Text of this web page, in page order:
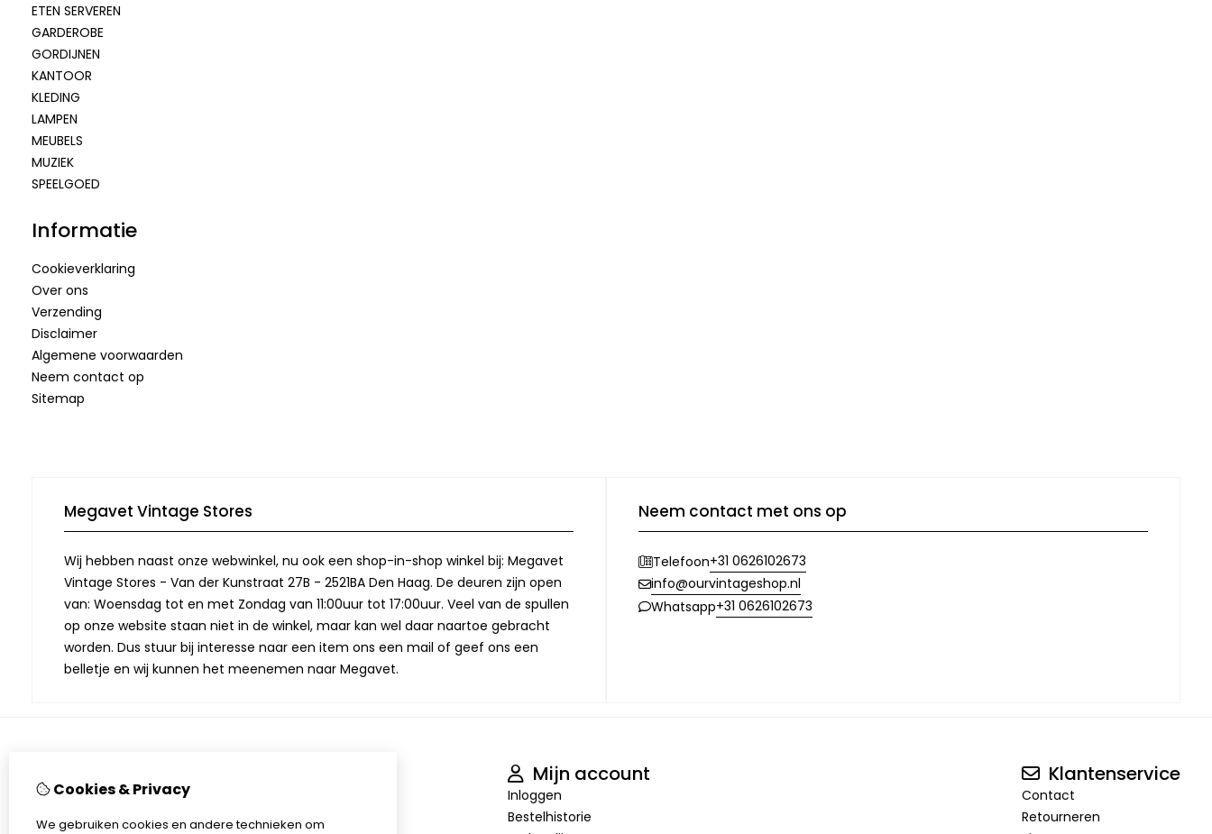
ETEN SERVEREN
GARDEROBE
GORDIJNEN
KANTOOR
KLEDING
LAMPEN
MEUBELS
MUZIEK
SPEELGOED
Informatie
Cookieverklaring
Over ons
Verzending
Disclaimer
Algemene voorwaarden
Neem contact op
Sitemap
Megavet Vintage Stores
Wij hebben naast onze webwinkel, nu ook een shop-in-shop winkel bij: Megavet
Vintage Stores - Van der Kunstraat 27B - 2521BA Den Haag. De deuren zijn open
van: Woensdag tot en met Zondag van 11:00uur tot 17:00uur. Veel van de spullen
op onze website staan niet in de winkel, maar kan wel daar naartoe gebracht
worden. Dus stuur bij interesse naar een item ons een mail of geef ons een
belletje en wij kunnen het meenemen naar Megavet.
Neem contact met ons op
Telefoon+31 0626102673
info@ourvintageshop.nl
Whatsapp+31 0626102673
Merken
Cadeaubon
Mijn account
Inloggen
Bestelhistorie
Klantenservice
Contact
Retourneren
Cookies & Privacy
We gebruiken cookies en andere technieken om